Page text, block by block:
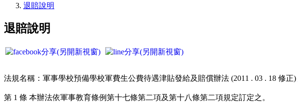
退賠說明
退賠說明
法規名稱：軍事學校預備學校軍費生公費待遇津貼發給及賠償辦法 (2011 . 03 . 18 修正)
第 1 條 本辦法依軍事教育條例第十七條第二項及第十八條第二項規定訂定之。